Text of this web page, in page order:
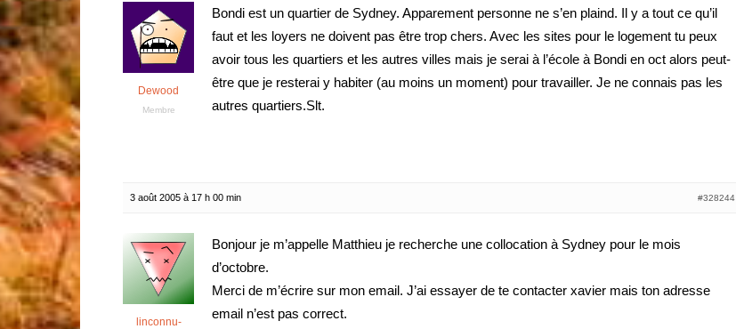
Dewood
Membre
Bondi est un quartier de Sydney. Apparement personne ne s’en plaind. Il y a tout ce qu’il
faut et les loyers ne doivent pas être trop chers. Avec les sites pour le logement tu peux
avoir tous les quartiers et les autres villes mais je serai à l’école à Bondi en oct alors peut-
être que je resterai y habiter (au moins un moment) pour travailler. Je ne connais pas les
autres quartiers.Slt.
3 août 2005 à 17 h 00 min #328244
linconnu-
Bonjour je m’appelle Matthieu je recherche une collocation à Sydney pour le mois
d’octobre.
Merci de m’écrire sur mon email. J’ai essayer de te contacter xavier mais ton adresse
email n’est pas correct.